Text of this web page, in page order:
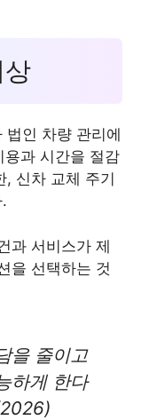
법인 차량 관리에
과 시간을 절감
, 신차 교체 주기
과 서비스가 제
을 선택하는 것
을 줄이고
하게 한다